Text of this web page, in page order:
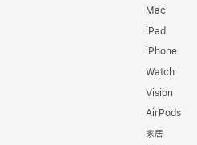
Mac
iPad
iPhone
Watch
Vision
AirPods
家居